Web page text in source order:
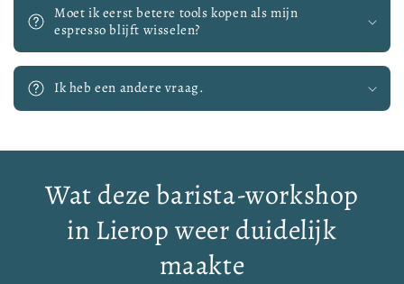
Moet ik eerst betere tools kopen als mijn
espresso blijft wisselen?
Ik heb een andere vraag.
Wat deze barista-workshop
in Lierop weer duidelijk
maakte